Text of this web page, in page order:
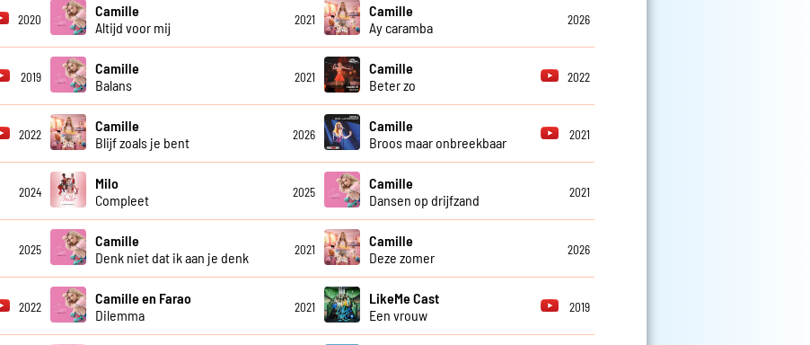
2020
Camille
Altijd voor mij
2021
Camille
Ay caramba
2026
2019
Camille
Balans
2021
Camille
Beter zo
2022
2022
Camille
Blijf zoals je bent
2026
Camille
Broos maar onbreekbaar
2021
2024
Milo
Compleet
2025
Camille
Dansen op drijfzand
2021
2025
Camille
Denk niet dat ik aan je denk
2021
Camille
Deze zomer
2026
2022
Camille en Farao
Dilemma
2021
LikeMe Cast
Een vrouw
2019